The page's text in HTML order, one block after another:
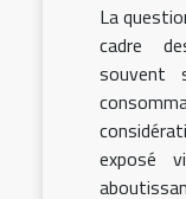
La
cadre
souvent
exposé